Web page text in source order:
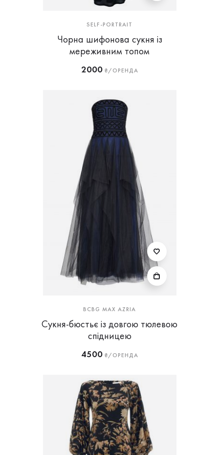
SELF-PORTRAIT
Чорна шифонова сукня із
мереживним топом
2000₴/ОРЕНДА
BCBG MAX AZRIA
Сукня-бюстьє із довгою тюлевою
спідницею
4500₴/ОРЕНДА